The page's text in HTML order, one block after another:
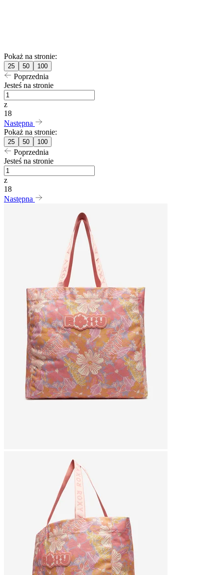
Pokaż na stronie:
25 50 100
Poprzednia
Jesteś na stronie
z
18
Następna
Pokaż na stronie:
25 50 100
Poprzednia
Jesteś na stronie
z
18
Następna